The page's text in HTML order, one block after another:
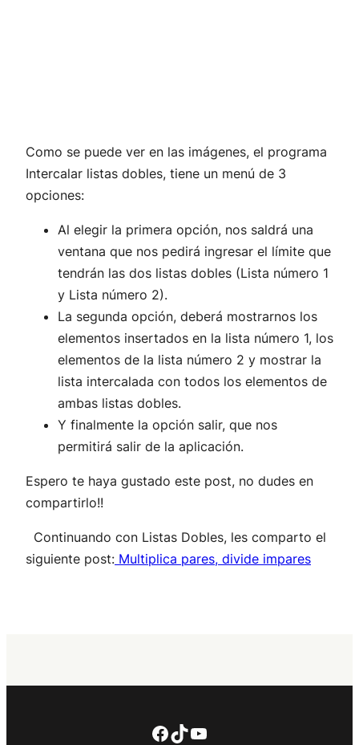
Como se puede ver en las imágenes, el programa
Intercalar listas dobles, tiene un menú de 3
opciones:
Al elegir la primera opción, nos saldrá una
ventana que nos pedirá ingresar el límite que
tendrán las dos listas dobles (Lista número 1
y Lista número 2).
La segunda opción, deberá mostrarnos los
elementos insertados en la lista número 1, los
elementos de la lista número 2 y mostrar la
lista intercalada con todos los elementos de
ambas listas dobles.
Y finalmente la opción salir, que nos
permitirá salir de la aplicación.
Espero te haya gustado este post, no dudes en
compartirlo!!
Continuando con Listas Dobles, les comparto el
siguiente post: Multiplica pares, divide impares
Facebook
TikTok
YouTube